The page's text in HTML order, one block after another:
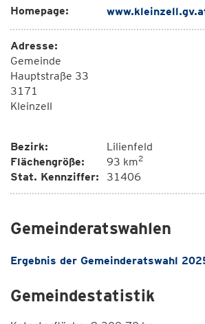
Homepage:
Adresse:
Gemeinde
Hauptstraße 33
3171
Kleinzell
Bezirk:
Lilienfeld
Flächengröße:
93 km2
Stat. Kennziffer: 31406
Gemeinderatswahlen
Ergebnis der Gemeinderatswahl
Gemeindestatistik